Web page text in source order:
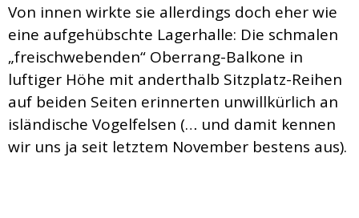
Von innen wirkte sie allerdings doch eher wie
eine aufgehübschte Lagerhalle: Die schmalen
„freischwebenden“ Oberrang-Balkone in
luftiger Höhe mit anderthalb Sitzplatz-Reihen
auf beiden Seiten erinnerten unwillkürlich an
isländische Vogelfelsen (… und damit kennen
wir uns ja seit letztem November bestens aus).